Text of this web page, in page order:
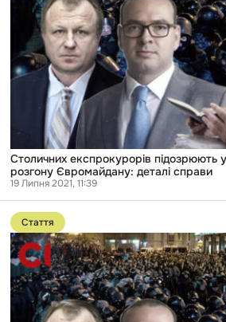
розгону
Євромайдану:
деталі
справи
Столичних експрокурорів підозрюють
розгону Євромайдану: деталі справи
19 Липня 2021, 11:39
Перейти
до
публікації
Революція
суддівської
гідності
Стаття